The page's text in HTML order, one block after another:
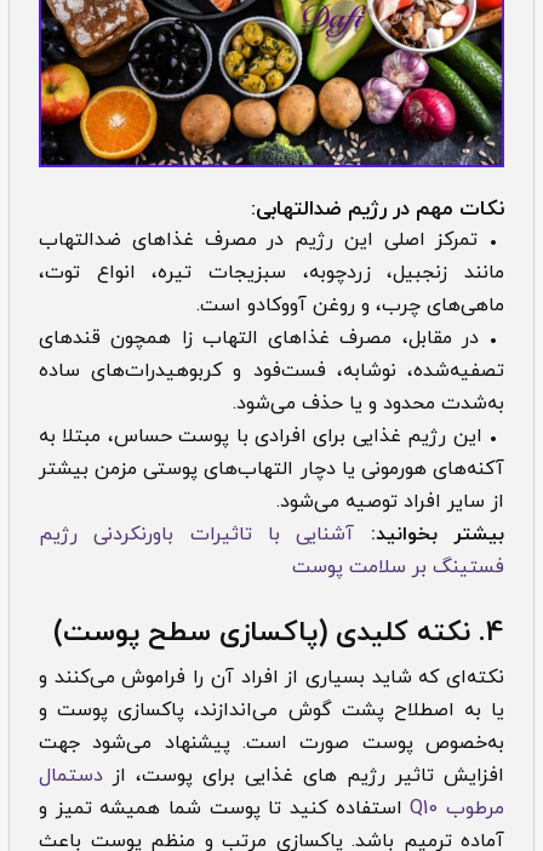
نکات مهم در رژیم ضدالتهابی:
• تمرکز اصلی این رژیم در مصرف غذاهای ضدالتهاب
مانند زنجبیل، زردچوبه، سبزیجات تیره، انواع توت،
ماهی‌های چرب، و روغن آووکادو است.
• در مقابل، مصرف غذاهای التهاب زا همچون قندهای
تصفیه‌شده، نوشابه، فست‌فود و کربوهیدرات‌های ساده
به‌شدت محدود و یا حذف می‌شود.
• این رژیم غذایی برای افرادی با پوست حساس، مبتلا به
آکنه‌های هورمونی یا دچار التهاب‌های پوستی مزمن بیشتر
از سایر افراد توصیه می‌شود.
بیشتر بخوانید: آشنایی با تاثیرات باورنکردنی رژیم
فستینگ بر سلامت پوست
4. نکته کلیدی (پاکسازی سطح پوست)
نکته‌ای که شاید بسیاری از افراد آن‌ را فراموش می‌کنند و
یا به اصطلاح پشت گوش می‌اندازند، پاکسازی پوست و
به‌خصوص پوست صورت است. پیشنهاد می‌شود جهت
افزایش تاثیر رژیم های غذایی برای پوست، از دستمال
مرطوب Q10
استفاده کنید تا پوست شما همیشه تمیز و
آماده ترمیم باشد. پاکسازی مرتب و منظم پوست باعث